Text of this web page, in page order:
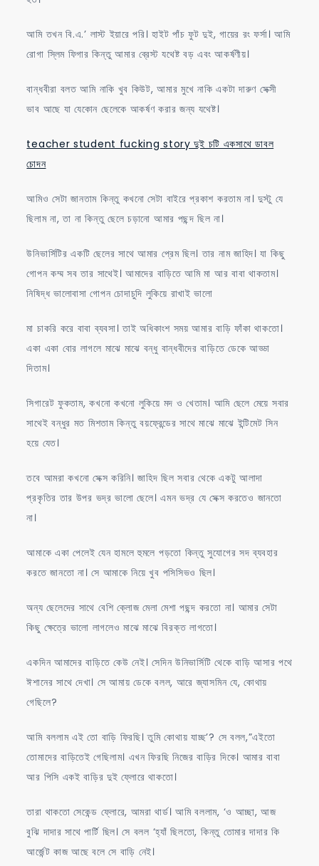
আমি তখন বি.এ.’ লাস্ট ইয়ারে পরি। হাইট পাঁচ ফুট দুই, গায়ের রং ফর্সা। আমি
রোগা স্লিম ফিগার কিন্তু আমার ব্রেস্ট যথেষ্ট বড় এবং আকর্ষণীয়।
বান্ধবীরা বলত আমি নাকি খুব কিউট, আমার মুখে নাকি একটা দারুণ সেক্সী
ভাব আছে যা যেকোন ছেলেকে আকর্ষণ করার জন্য যথেষ্ট।
teacher student fucking story দুই চটি একসাথে ডাবল
চোদন
আমিও সেটা জানতাম কিন্তু কখনো সেটা বাইরে প্রকাশ করতাম না। দুস্টু যে
ছিলাম না, তা না কিন্তু ছেলে চড়ানো আমার পছন্দ ছিল না।
উনিভার্সিটির একটি ছেলের সাথে আমার প্রেম ছিল। তার নাম জাহিদ। যা কিছু
গোপন কম্ম সব তার সাথেই। আমাদের বাড়িতে আমি মা আর বাবা থাকতাম।
নিষিদ্ধ ভালোবাসা গোপন চোদাচুদি লুকিয়ে রাখাই ভালো
মা চাকরি করে বাবা ব্যবসা। তাই অধিকাংশ সময় আমার বাড়ি ফাঁকা থাকতো।
একা একা বোর লাগলে মাঝে মাঝে বন্ধু বান্ধবীদের বাড়িতে ডেকে আড্ডা
দিতাম।
সিগারেট ফুকতাম, কখনো কখনো লুকিয়ে মদ ও খেতাম। আমি ছেলে মেয়ে সবার
সাথেই বন্ধুর মত মিশতাম কিন্তু বয়ফ্রেন্ডের সাথে মাঝে মাঝে ইন্টিমেট সিন
হয়ে যেত।
তবে আমরা কখনো সেক্স করিনি। জাহিদ ছিল সবার থেকে একটু আলাদা
প্রকৃতির তার উপর ভদ্র ভালো ছেলে। এমন ভদ্র যে সেক্স করতেও জানতো
না।
আমাকে একা পেলেই যেন হামলে হুমলে পড়তো কিন্তু সুযোগের সদ ব্যবহার
করতে জানতো না। সে আমাকে নিয়ে খুব পসিসিভও ছিল।
অন্য ছেলেদের সাথে বেশি ক্লোজ মেলা মেশা পছন্দ করতো না। আমার সেটা
কিছু ক্ষেত্রে ভালো লাগলেও মাঝে মাঝে বিরক্ত লাগতো।
একদিন আমাদের বাড়িতে কেউ নেই। সেদিন উনিভার্সিটি থেকে বাড়ি আসার পথে
ঈশানের সাথে দেখা। সে আমায় ডেকে বলল, আরে জ্যাসমিন যে, কোথায়
গেছিলে?
আমি বললাম এই তো বাড়ি ফিরছি। তুমি কোথায় যাচ্ছ’? সে বলল,”এইতো
তোমাদের বাড়িতেই গেছিলাম। এখন ফিরছি নিজের বাড়ির দিকে। আমার বাবা
আর পিসি একই বাড়ির দুই ফ্লোরে থাকতো।
তারা থাকতো সেকেন্ড ফ্লোরে, আমরা থার্ড। আমি বললাম, ‘ও আচ্ছা, আজ
বুঝি দাদার সাথে পার্টি ছিল। সে বলল ‘হ্যাঁ ছিলতো, কিন্তু তোমার দাদার কি
আর্জেন্ট কাজ আছে বলে সে বাড়ি নেই।